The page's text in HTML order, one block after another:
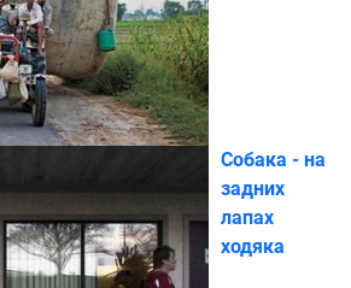
Собака - на
задних
лапах
ходяка